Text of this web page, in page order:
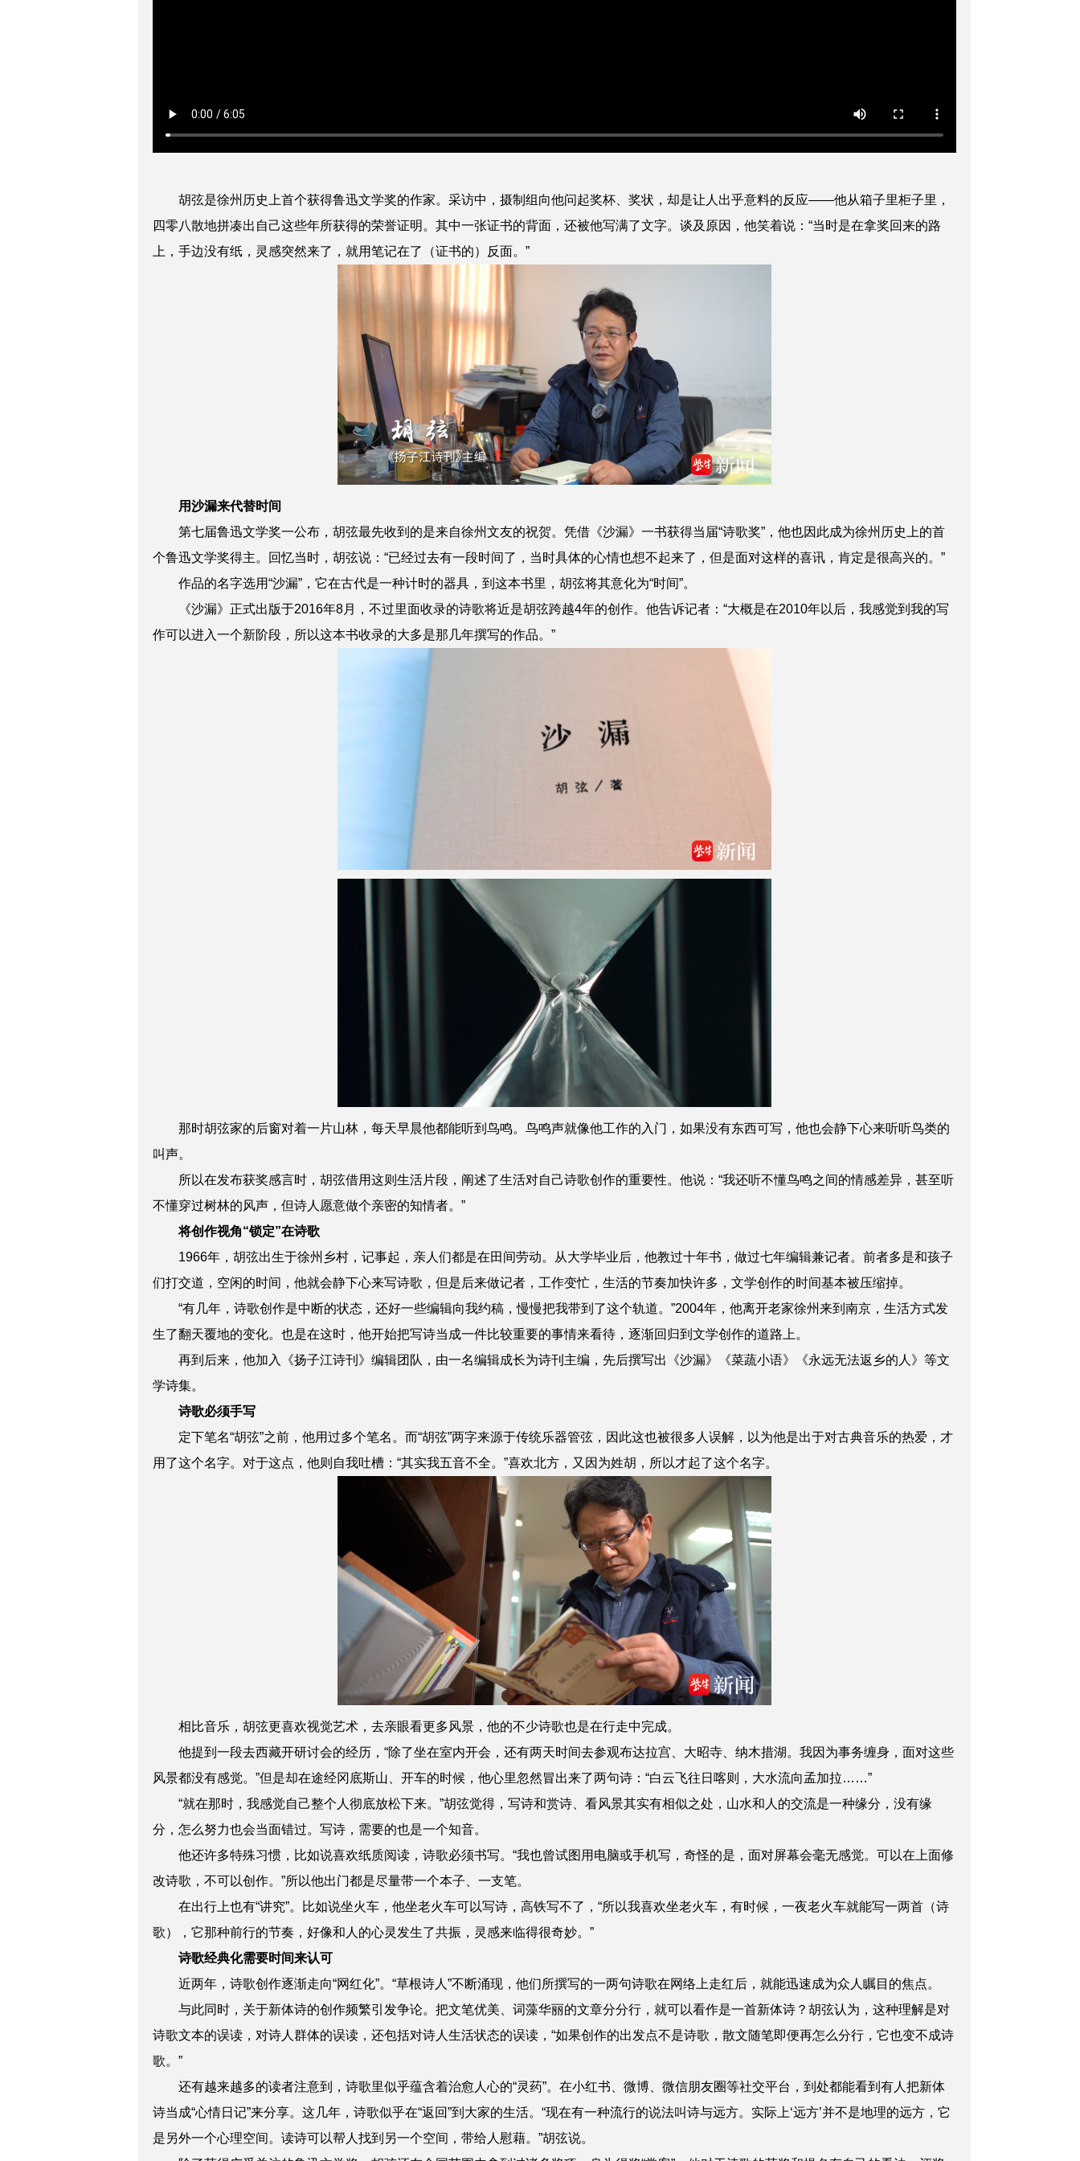
胡弦是徐州历史上首个获得鲁迅文学奖的作家。采访中，摄制组向他问起奖杯、奖状，却是让人出乎意料的反应——他从箱子里柜子里，
四零八散地拼凑出自己这些年所获得的荣誉证明。其中一张证书的背面，还被他写满了文字。谈及原因，他笑着说：“当时是在拿奖回来的路
上，手边没有纸，灵感突然来了，就用笔记在了（证书的）反面。”
用沙漏来代替时间
第七届鲁迅文学奖一公布，胡弦最先收到的是来自徐州文友的祝贺。凭借《沙漏》一书获得当届“诗歌奖”，他也因此成为徐州历史上的首
个鲁迅文学奖得主。回忆当时，胡弦说：“已经过去有一段时间了，当时具体的心情也想不起来了，但是面对这样的喜讯，肯定是很高兴的。”
作品的名字选用“沙漏”，它在古代是一种计时的器具，到这本书里，胡弦将其意化为“时间”。
《沙漏》正式出版于2016年8月，不过里面收录的诗歌将近是胡弦跨越4年的创作。他告诉记者：“大概是在2010年以后，我感觉到我的写
作可以进入一个新阶段，所以这本书收录的大多是那几年撰写的作品。”
那时胡弦家的后窗对着一片山林，每天早晨他都能听到鸟鸣。鸟鸣声就像他工作的入门，如果没有东西可写，他也会静下心来听听鸟类的
叫声。
所以在发布获奖感言时，胡弦借用这则生活片段，阐述了生活对自己诗歌创作的重要性。他说：“我还听不懂鸟鸣之间的情感差异，甚至听
不懂穿过树林的风声，但诗人愿意做个亲密的知情者。”
将创作视角“锁定”在诗歌
1966年，胡弦出生于徐州乡村，记事起，亲人们都是在田间劳动。从大学毕业后，他教过十年书，做过七年编辑兼记者。前者多是和孩子
们打交道，空闲的时间，他就会静下心来写诗歌，但是后来做记者，工作变忙，生活的节奏加快许多，文学创作的时间基本被压缩掉。
“有几年，诗歌创作是中断的状态，还好一些编辑向我约稿，慢慢把我带到了这个轨道。”2004年，他离开老家徐州来到南京，生活方式发
生了翻天覆地的变化。也是在这时，他开始把写诗当成一件比较重要的事情来看待，逐渐回归到文学创作的道路上。
再到后来，他加入《扬子江诗刊》编辑团队，由一名编辑成长为诗刊主编，先后撰写出《沙漏》《菜蔬小语》《永远无法返乡的人》等文
学诗集。
诗歌必须手写
定下笔名“胡弦”之前，他用过多个笔名。而“胡弦”两字来源于传统乐器管弦，因此这也被很多人误解，以为他是出于对古典音乐的热爱，才
用了这个名字。对于这点，他则自我吐槽：“其实我五音不全。”喜欢北方，又因为姓胡，所以才起了这个名字。
相比音乐，胡弦更喜欢视觉艺术，去亲眼看更多风景，他的不少诗歌也是在行走中完成。
他提到一段去西藏开研讨会的经历，“除了坐在室内开会，还有两天时间去参观布达拉宫、大昭寺、纳木措湖。我因为事务缠身，面对这些
风景都没有感觉。”但是却在途经冈底斯山、开车的时候，他心里忽然冒出来了两句诗：“白云飞往日喀则，大水流向孟加拉……”
“就在那时，我感觉自己整个人彻底放松下来。”胡弦觉得，写诗和赏诗、看风景其实有相似之处，山水和人的交流是一种缘分，没有缘
分，怎么努力也会当面错过。写诗，需要的也是一个知音。
他还许多特殊习惯，比如说喜欢纸质阅读，诗歌必须书写。“我也曾试图用电脑或手机写，奇怪的是，面对屏幕会毫无感觉。可以在上面修
改诗歌，不可以创作。”所以他出门都是尽量带一个本子、一支笔。
在出行上也有“讲究”。比如说坐火车，他坐老火车可以写诗，高铁写不了，“所以我喜欢坐老火车，有时候，一夜老火车就能写一两首（诗
歌），它那种前行的节奏，好像和人的心灵发生了共振，灵感来临得很奇妙。”
诗歌经典化需要时间来认可
近两年，诗歌创作逐渐走向“网红化”。“草根诗人”不断涌现，他们所撰写的一两句诗歌在网络上走红后，就能迅速成为众人瞩目的焦点。
与此同时，关于新体诗的创作频繁引发争论。把文笔优美、词藻华丽的文章分分行，就可以看作是一首新体诗？胡弦认为，这种理解是对
诗歌文本的误读，对诗人群体的误读，还包括对诗人生活状态的误读，“如果创作的出发点不是诗歌，散文随笔即便再怎么分行，它也变不成诗
歌。”
还有越来越多的读者注意到，诗歌里似乎蕴含着治愈人心的“灵药”。在小红书、微博、微信朋友圈等社交平台，到处都能看到有人把新体
诗当成“心情日记”来分享。这几年，诗歌似乎在“返回”到大家的生活。“现在有一种流行的说法叫诗与远方。实际上‘远方’并不是地理的远方，它
是另外一个心理空间。读诗可以帮人找到另一个空间，带给人慰藉。”胡弦说。